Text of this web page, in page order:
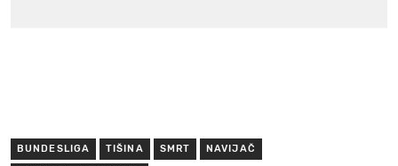
BUNDESLIGA TIŠINA SMRT NAVIJAČ